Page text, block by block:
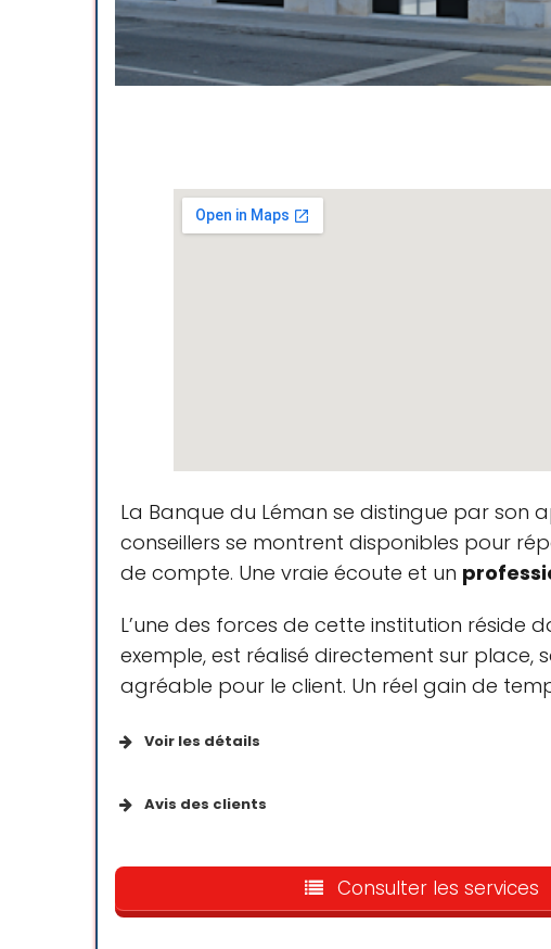
La Banque du Léman se distingue par son
conseillers se montrent disponibles pour
de compte. Une vraie écoute et un
L’une des forces de cette institution réside
exemple, est réalisé directement sur place,
agréable pour le client. Un réel gain de
Voir les détails
roulant
Parking accessible en fauteuil
Avis des clients
leitender Angestellter mit der
und eine Schweizerin. Wir haben
Consulter les services